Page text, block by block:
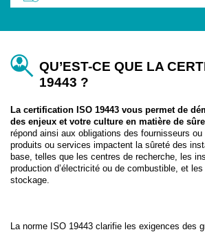
QU’EST-CE QUE LA
19443 ?
La certification ISO 19443 vous permet de
des enjeux et votre culture en matière de
répond ainsi aux obligations des fournisseurs
produits ou services impactent la sûreté des
base, telles que les centres de recherche, les
production d’électricité ou de combustible, et
stockage.
La norme ISO 19443 clarifie les exigences des